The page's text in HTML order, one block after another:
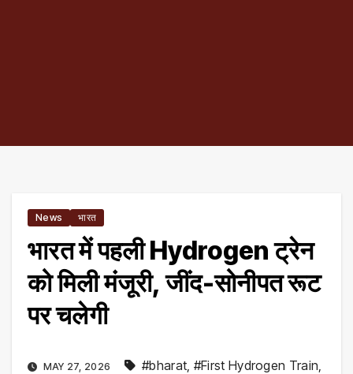
News भारत
भारत में पहली Hydrogen ट्रेन
को मिली मंजूरी, जींद-सोनीपत रूट
पर चलेगी
MAY 27, 2026 #bharat, #First Hydrogen Train,